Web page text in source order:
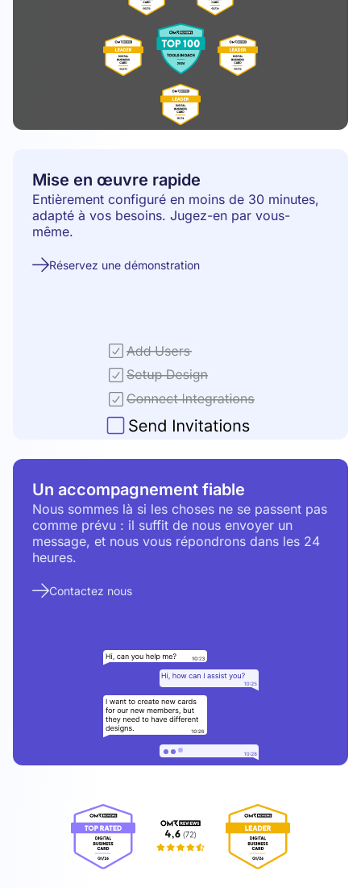
Mise en œuvre rapide
Entièrement configuré en moins de 30 minutes,
adapté à vos besoins. Jugez-en par vous-
même.
Réservez une démonstration
Un accompagnement fiable
Nous sommes là si les choses ne se passent pas
comme prévu : il suffit de nous envoyer un
message, et nous vous répondrons dans les 24
heures.
Contactez nous